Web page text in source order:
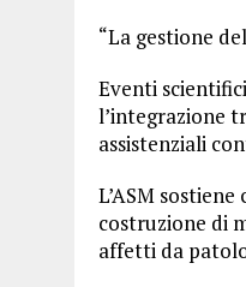
“La gestione
Eventi
l’integrazione
assistenziali
L’ASM
costruzione di
affetti da